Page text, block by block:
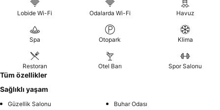
Lobide Wi-Fi Odalarda Wi-Fi Havuz
Spa Otopark Klima
Restoran Otel Barı Spor Salonu
Tüm özellikler
Sağlıklı yaşam
Güzellik Salonu
Buhar Odası